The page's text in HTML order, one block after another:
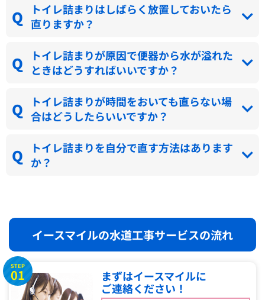
トイレ詰まりはしばらく放置しておいたら
直りますか？
トイレ詰まりが原因で便器から水が溢れた
ときはどうすればいいですか？
トイレ詰まりが時間をおいても直らない場
合はどうしたらいいですか？
トイレ詰まりを自分で直す方法はあります
か？
イースマイルの水道工事サービスの流れ
STEP
01
まずはイースマイルに
ご連絡ください！